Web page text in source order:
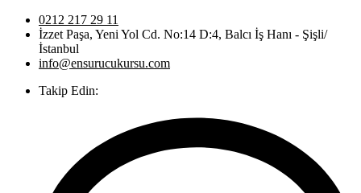
0212 217 29 11
İzzet Paşa, Yeni Yol Cd. No:14 D:4, Balcı İş Hanı - Şişli/
İstanbul
info@ensurucukursu.com
Takip Edin: